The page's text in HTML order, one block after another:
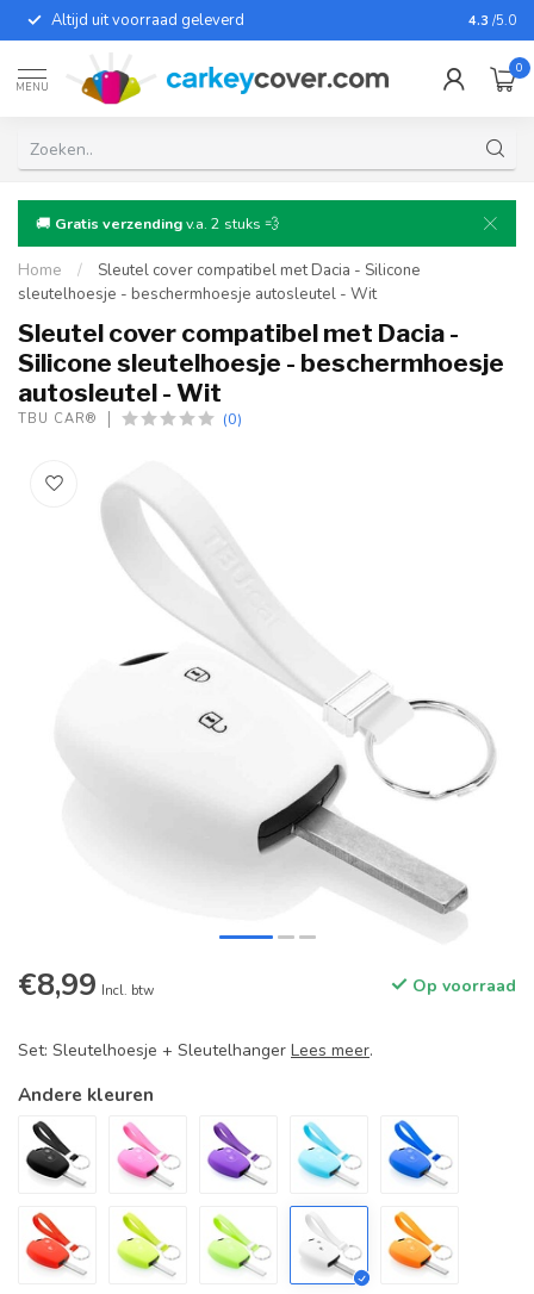
Altijd uit voorraad geleverd Voor
4.3 /5.0
MENU
0
🚚 Gratis verzendingv.a. 2 stuks 💨
Home /
Sleutel cover compatibel met Dacia - Silicone
sleutelhoesje - beschermhoesje autosleutel - Wit
Sleutel cover compatibel met Dacia -
Silicone sleutelhoesje - beschermhoesje
autosleutel - Wit
TBU CAR® (0)
€8,99 Incl. btw Op voorraad
Set: Sleutelhoesje + Sleutelhanger Lees meer.
Andere kleuren